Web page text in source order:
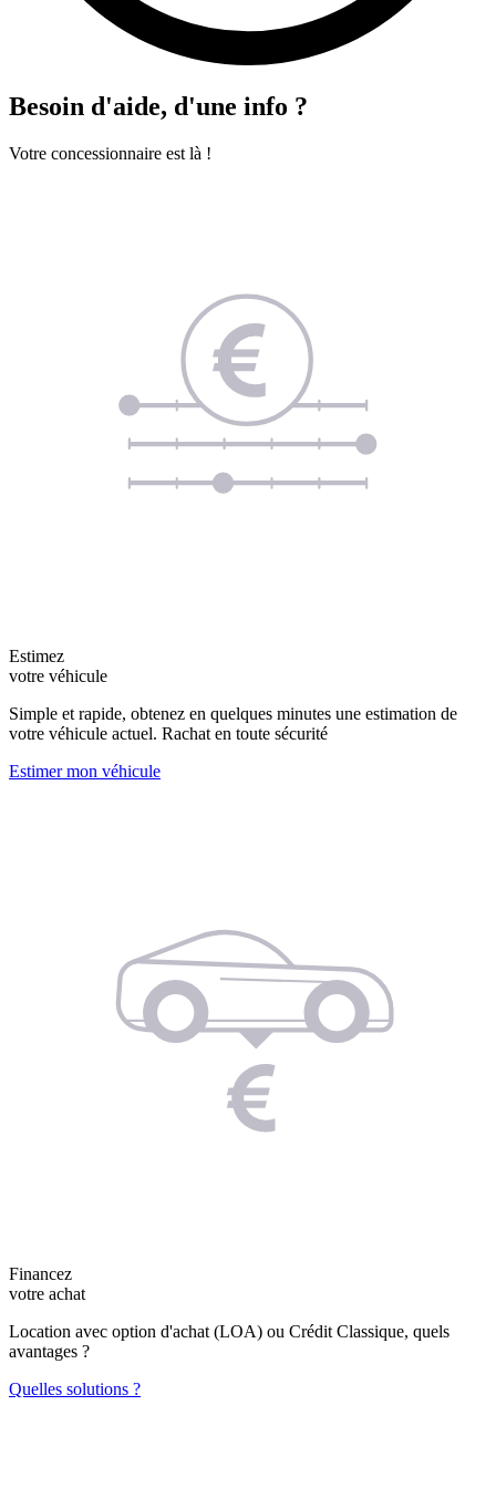
Besoin d'aide, d'une info ?
Votre concessionnaire est là !
Estimez
votre véhicule
Simple et rapide, obtenez en quelques minutes une estimation de
votre véhicule actuel. Rachat en toute sécurité
Estimer mon véhicule
Financez
votre achat
Location avec option d'achat (LOA) ou Crédit Classique, quels
avantages ?
Quelles solutions ?